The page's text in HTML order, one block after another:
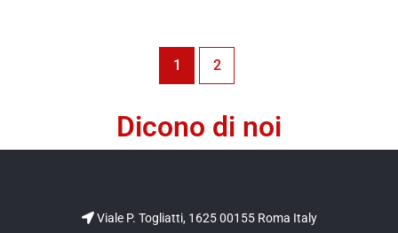
1 2
Dicono di noi
Viale P. Togliatti, 1625 00155 Roma Italy